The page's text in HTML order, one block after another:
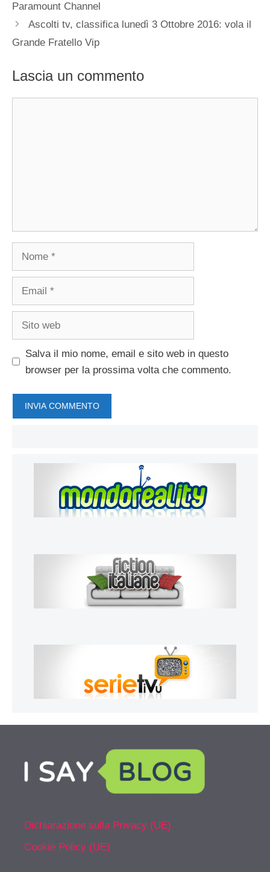
Paramount Channel
Ascolti tv, classifica lunedì 3 Ottobre 2016: vola il
Grande Fratello Vip
Lascia un commento
Salva il mio nome, email e sito web in questo
browser per la prossima volta che commento.
Dichiarazione sulla Privacy (UE)
Cookie Policy (UE)